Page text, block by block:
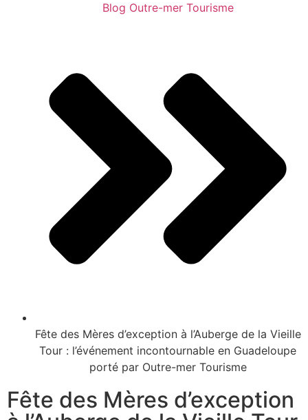
Blog Outre-mer Tourisme
Fête des Mères d’exception à l’Auberge de la Vieille
Tour : l’événement incontournable en Guadeloupe
porté par Outre-mer Tourisme
Fête des Mères d’exception